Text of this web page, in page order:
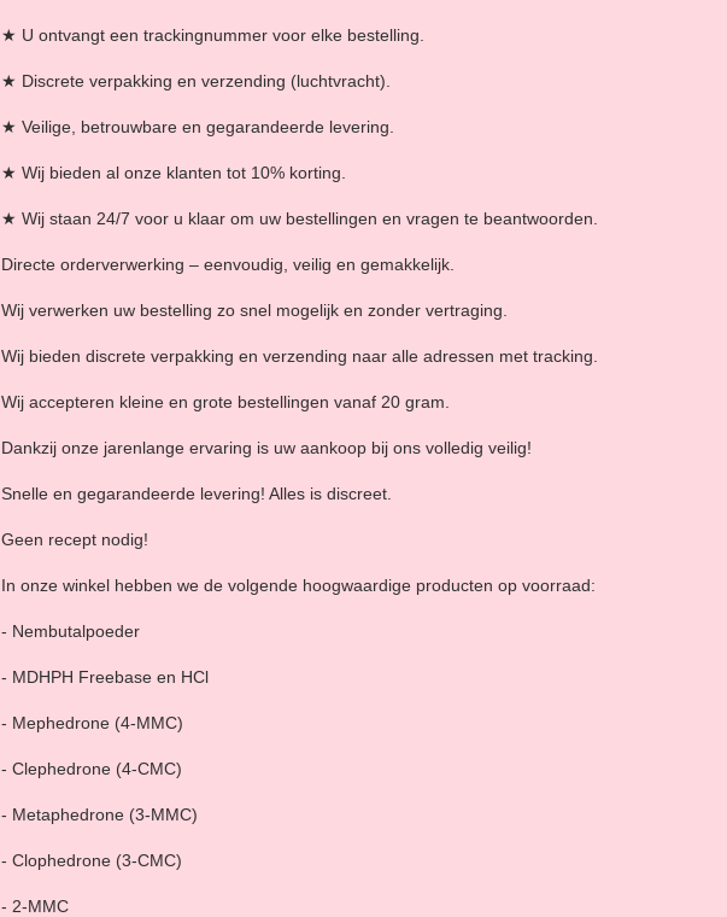
★ U ontvangt een trackingnummer voor elke bestelling.
★ Discrete verpakking en verzending (luchtvracht).
★ Veilige, betrouwbare en gegarandeerde levering.
★ Wij bieden al onze klanten tot 10% korting.
★ Wij staan ​​24/7 voor u klaar om uw bestellingen en vragen te beantwoorden.
Directe orderverwerking – eenvoudig, veilig en gemakkelijk.
Wij verwerken uw bestelling zo snel mogelijk en zonder vertraging.
Wij bieden discrete verpakking en verzending naar alle adressen met tracking.
Wij accepteren kleine en grote bestellingen vanaf 20 gram.
Dankzij onze jarenlange ervaring is uw aankoop bij ons volledig veilig!
Snelle en gegarandeerde levering! Alles is discreet.
Geen recept nodig!
In onze winkel hebben we de volgende hoogwaardige producten op voorraad:
- Nembutalpoeder
- MDHPH Freebase en HCl
- Mephedrone (4-MMC)
- Clephedrone (4-CMC)
- Metaphedrone (3-MMC)
- Clophedrone (3-CMC)
- 2-MMC